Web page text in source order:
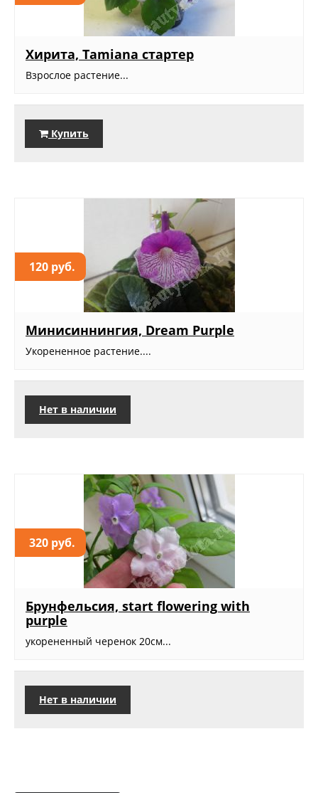
Хирита, Tamiana стартер
Взрослое растение...
Купить
120 руб.
Минисиннингия, Dream Purple
Укорененное растение....
Нет в наличии
320 руб.
Брунфельсия, start flowering with
purple
укорененный черенок 20см...
Нет в наличии